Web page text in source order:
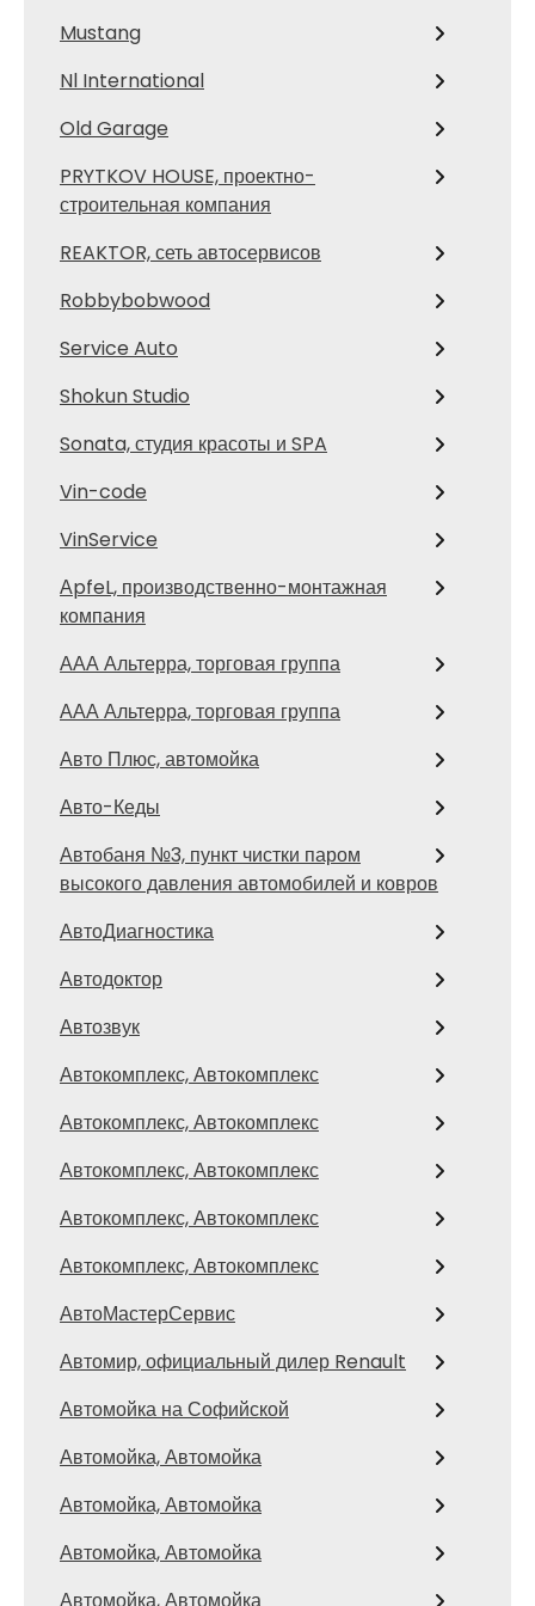
Mustang
Nl International
Old Garage
PRYTKOV HOUSE, проектно-
строительная компания
REAKTOR, сеть автосервисов
Robbybobwood
Service Auto
Shokun Studio
Sonata, студия красоты и SPA
Vin-code
VinService
АpfeL, производственно-монтажная
компания
ААА Альтерра, торговая группа
ААА Альтерра, торговая группа
Авто Плюс, автомойка
Авто-Кеды
Автобаня №3, пункт чистки паром
высокого давления автомобилей и ковров
АвтоДиагностика
Автодоктор
Автозвук
Автокомплекс, Автокомплекс
Автокомплекс, Автокомплекс
Автокомплекс, Автокомплекс
Автокомплекс, Автокомплекс
Автокомплекс, Автокомплекс
АвтоМастерСервис
Автомир, официальный дилер Renault
Автомойка на Софийской
Автомойка, Автомойка
Автомойка, Автомойка
Автомойка, Автомойка